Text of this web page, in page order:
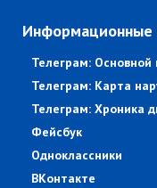
Информационные
Телеграм: Основной
Телеграм: Карта
Телеграм: Хроника
Фейсбук
Одноклассники
ВКонтакте